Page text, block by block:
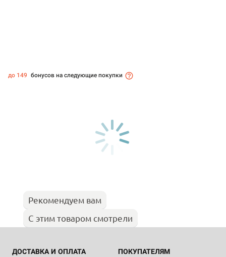
до 149 бонусов на следующие покупки
Рекомендуем вам
С этим товаром смотрели
ДОСТАВКА И ОПЛАТА ПОКУПАТЕЛЯМ